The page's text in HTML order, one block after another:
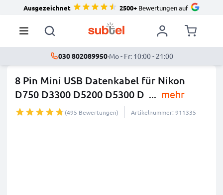
Ausgezeichnet 2500+Bewertungen auf
030 802089950·Mo - Fr: 10:00 - 21:00
8 Pin Mini USB Datenkabel für Nikon
D750 D3300 D5200 D5300 D ... mehr
(495 Bewertungen) Artikelnummer: 911335